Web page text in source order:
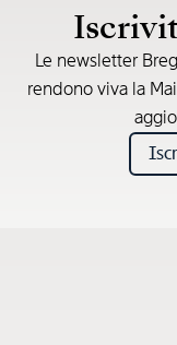
Le newsletter
rendono viva la